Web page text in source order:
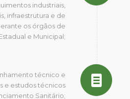
industriais,
infraestrutura e de
os órgãos de
e Municipal;
técnico e
e estudos técnicos
Sanitário;